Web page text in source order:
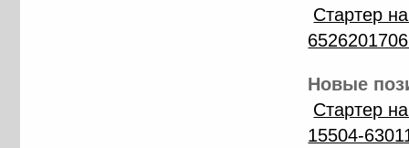
Стартер
Новые
Стартер
15504-